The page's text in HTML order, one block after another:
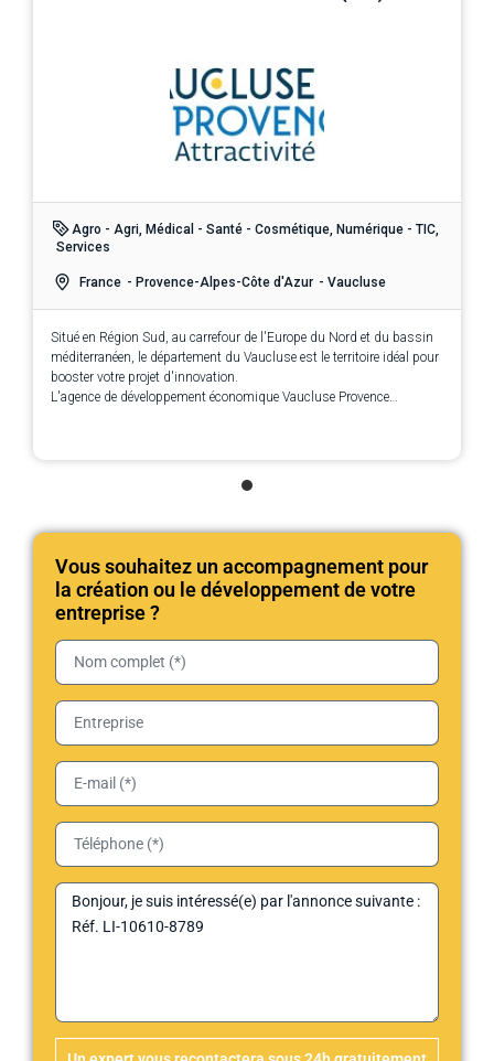
Agro - Agri, Médical - Santé - Cosmétique, Numérique - TIC,
Services
France - Provence-Alpes-Côte d'Azur - Vaucluse
Situé en Région Sud, au carrefour de l'Europe du Nord et du bassin
méditerranéen, le département du Vaucluse est le territoire idéal pour
booster votre projet d'innovation.
L'agence de développement économique Vaucluse Provence
Vous souhaitez un accompagnement pour
la création ou le développement de votre
entreprise ?